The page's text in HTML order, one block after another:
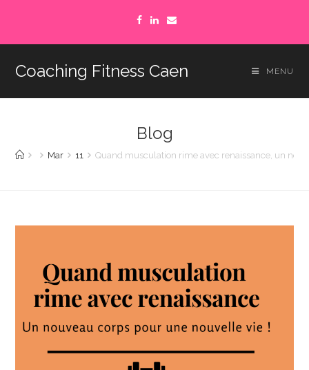
Coaching Fitness Caen MENU
Blog
Mar 11 Quand musculation rime avec renaissance, un